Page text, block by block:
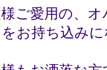
ご愛用の、
をお持ち込み